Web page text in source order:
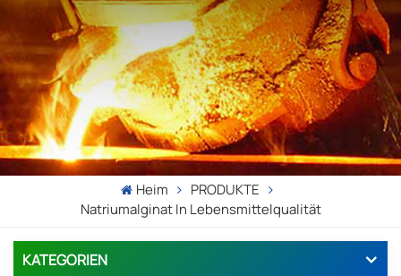
Heim
PRODUKTE
Natriumalginat In Lebensmittelqualität
KATEGORIEN